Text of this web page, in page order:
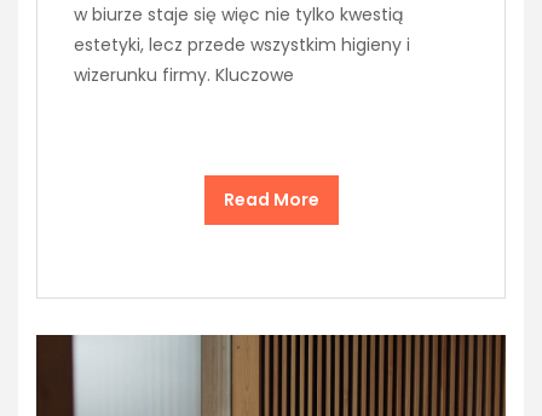
w biurze staje się więc nie tylko kwestią
estetyki, lecz przede wszystkim higieny i
wizerunku firmy. Kluczowe
Read More